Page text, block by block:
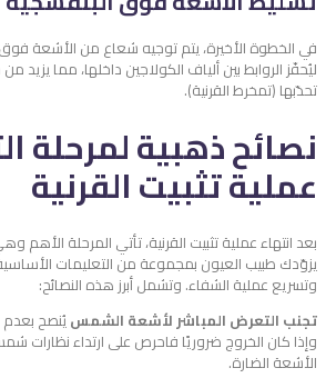
في الخطوة الأخيرة، يتم توجيه شعاع من الأشعة فوق
ليُحفّز الروابط بين ألياف الكولاجين داخلها، مما يزيد
تحدّبها (تمخرط القرنية).
نصائح ذهبية لمرحلة
عملية تثبيت القرنية
بعد انتهاء عملية تثبيت القرنية، تأتي المرحلة الأهم
يزوّدك طبيب العيون بمجموعة من التعليمات
وتسريع عملية الشفاء. وتشمل أبرز هذه النصائح:
تجنب التعرض المباشر لأشعة الشمسيُنصح بعدم
وإذا كان الخروج ضروريًا فاحرص على ارتداء نظارات
الأشعة الضارة.